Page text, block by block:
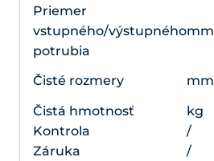
Priemer
vstupného/výstupného
potrubia
mm
Čisté rozmery mm
Čistá hmotnosť
kg
Kontrola
/
Záruka
/